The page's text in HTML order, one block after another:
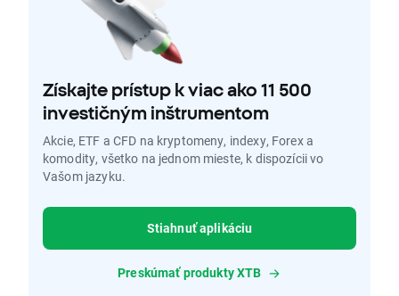
Získajte prístup k viac ako 11 500
investičným inštrumentom
Akcie, ETF a CFD na kryptomeny, indexy, Forex a
komodity, všetko na jednom mieste, k dispozícii vo
Vašom jazyku.
Stiahnuť aplikáciu
Preskúmať produkty XTB